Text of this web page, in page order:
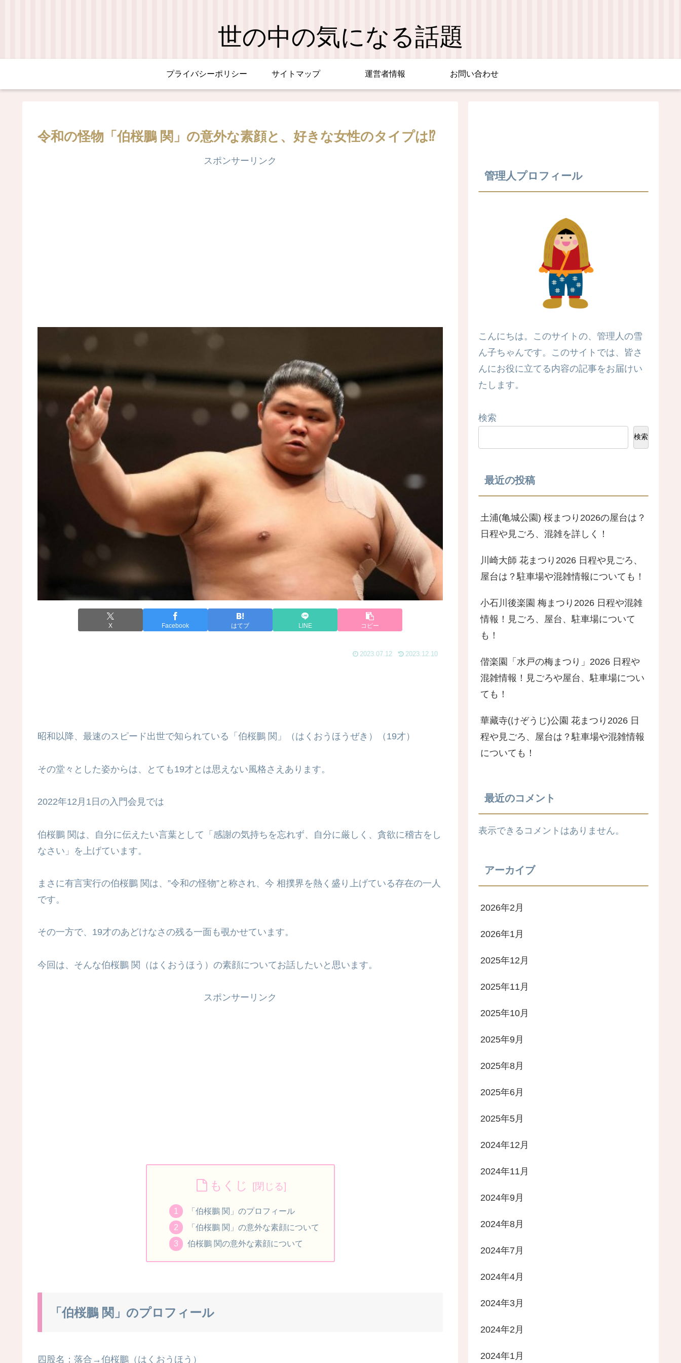
世の中の気になる話題
プライバシーポリシー サイトマップ 運営者情報 お問い合わせ
令和の怪物「伯桜鵬 関」の意外な素顔と、好きな女性のタイプは⁉
スポンサーリンク
X Facebook はてブ LINE コピー
2023.07.12 2023.12.10
昭和以降、最速のスピード出世で知られている「伯桜鵬 関」（はくおうほうぜき）（19才）
その堂々とした姿からは、とても19才とは思えない風格さえあります。
2022年12月1日の入門会見では
伯桜鵬 関は、自分に伝えたい言葉として「感謝の気持ちを忘れず、自分に厳しく、貪欲に稽古をし
なさい」を上げています。
まさに有言実行の伯桜鵬 関は、”令和の怪物”と称され、今 相撲界を熱く盛り上げている存在の一人
です。
その一方で、19才のあどけなさの残る一面も覗かせています。
今回は、そんな伯桜鵬 関（はくおうほう）の素顔についてお話したいと思います。
スポンサーリンク
もくじ
「伯桜鵬 関」のプロフィール
「伯桜鵬 関」の意外な素顔について
伯桜鵬 関の意外な素顔について
「伯桜鵬 関」のプロフィール
四股名：落合→伯桜鵬（はくおうほう）
管理人プロフィール
こんにちは。このサイトの、管理人の雪
ん子ちゃんです。このサイトでは、皆さ
んにお役に立てる内容の記事をお届けい
たします。
検索
検索
最近の投稿
土浦(亀城公園) 桜まつり2026の屋台は？
日程や見ごろ、混雑を詳しく！
川崎大師 花まつり2026 日程や見ごろ、
屋台は？駐車場や混雑情報についても！
小石川後楽園 梅まつり2026 日程や混雑
情報！見ごろ、屋台、駐車場について
も！
偕楽園「水戸の梅まつり」2026 日程や
混雑情報！見ごろや屋台、駐車場につい
ても！
華藏寺(けぞうじ)公園 花まつり2026 日
程や見ごろ、屋台は？駐車場や混雑情報
についても！
最近のコメント
表示できるコメントはありません。
アーカイブ
2026年2月
2026年1月
2025年12月
2025年11月
2025年10月
2025年9月
2025年8月
2025年6月
2025年5月
2024年12月
2024年11月
2024年9月
2024年8月
2024年7月
2024年4月
2024年3月
2024年2月
2024年1月